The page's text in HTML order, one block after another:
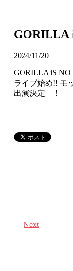
GORILLA
2024/11/20
GORILLA iS
ライブ始め!! モ
出演決定！！
Next